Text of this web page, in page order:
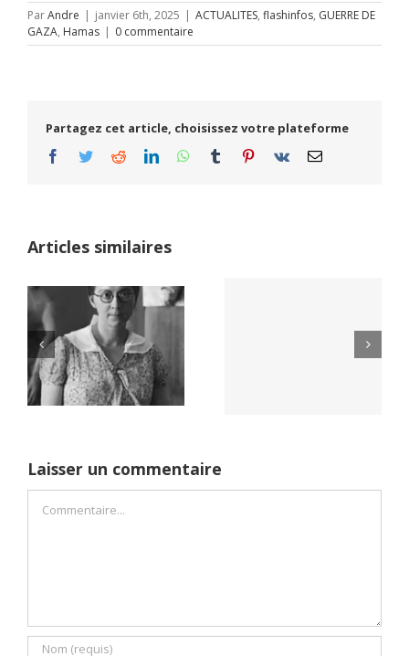
ParAndre | janvier 6th, 2025 | ACTUALITES, flashinfos, GUERRE DE
GAZA, Hamas | 0 commentaire
Partagez cet article, choisissez votre plateforme
Facebook
TwitterRedditLinkedInWhatsApp
Tumblr Pinterest
Vk Email
Articles similaires
Netflix Field of
Dreams (1989)
Yaïr Golan : une
Laisser un commentaire